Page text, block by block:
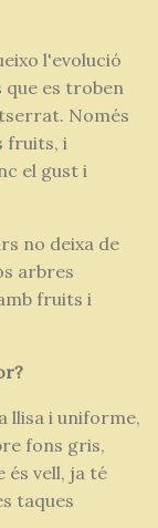
l'evolució
que es troben
Només
fruits, i
el gust i
no deixa de
arbres
fruits i
llisa i uniforme,
fons gris,
és vell, ja té
taques